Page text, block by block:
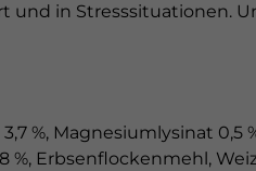
und in Stresssituationen.
%, Magnesiumlysinat 0,5
%, Erbsenflockenmehl,